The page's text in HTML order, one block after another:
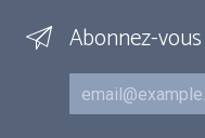
Abonnez-
Courriel